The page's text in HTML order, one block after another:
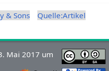
& Sons
Quelle:Artikel
Mai 2017 um